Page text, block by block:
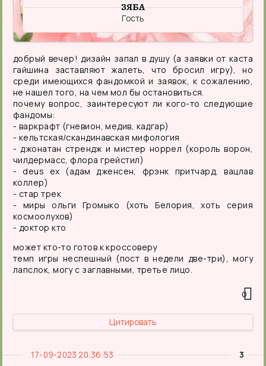
ЗЯБА
Гость
добрый вечер! дизайн запал в душу (а заявки от каста
гайшина заставляют жалеть, что бросил игру), но
среди имеющихся фандомкой и заявок, к сожалению,
не нашел того, на чем мол бы остановиться.
почему вопрос, заинтересуют ли кого-то следующие
фандомы:
- варкрафт (гневион, медив, кадгар)
- кельтская/скандинавская мифология
- джонатан стрендж и мистер норрел (король ворон,
чилдермасс, флора грейстил)
- deus ex (адам дженсен, фрэнк притчард, вацлав
коллер)
- стар трек
- миры ольги Громыко (хоть Белория, хоть серия
космоолухов)
- доктор кто
может кто-то готов к кроссоверу
темп игры неспешный (пост в недели две-три), могу
лапслок, могу с заглавными, третье лицо.
0
Цитировать
3
17-09-2023 20:36:53